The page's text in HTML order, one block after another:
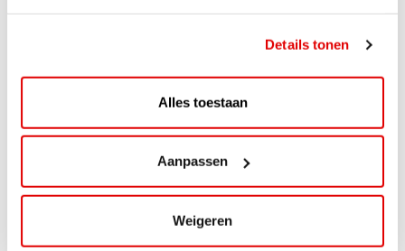
Details tonen
Alles toestaan
Aanpassen
Weigeren
ViaAVIA Super Deal: 20% korting bij
ViaLuxury Hotels